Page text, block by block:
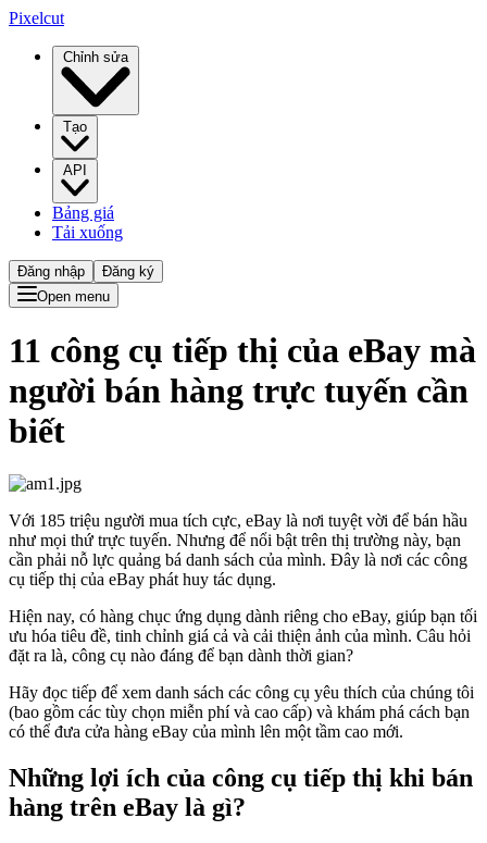
Pixelcut
Chỉnh sửa
Tạo
API
Bảng giá
Tải xuống
Đăng nhập
Đăng ký
Open menu
11 công cụ tiếp thị của eBay mà
người bán hàng trực tuyến cần
biết
Với 185 triệu người mua tích cực, eBay là nơi tuyệt vời để bán hầu
như mọi thứ trực tuyến. Nhưng để nổi bật trên thị trường này, bạn
cần phải nỗ lực quảng bá danh sách của mình. Đây là nơi các công
cụ tiếp thị của eBay phát huy tác dụng.
Hiện nay, có hàng chục ứng dụng dành riêng cho eBay, giúp bạn tối
ưu hóa tiêu đề, tinh chỉnh giá cả và cải thiện ảnh của mình. Câu hỏi
đặt ra là, công cụ nào đáng để bạn dành thời gian?
Hãy đọc tiếp để xem danh sách các công cụ yêu thích của chúng tôi
(bao gồm các tùy chọn miễn phí và cao cấp) và khám phá cách bạn
có thể đưa cửa hàng eBay của mình lên một tầm cao mới.
Những lợi ích của công cụ tiếp thị khi bán
hàng trên eBay là gì?